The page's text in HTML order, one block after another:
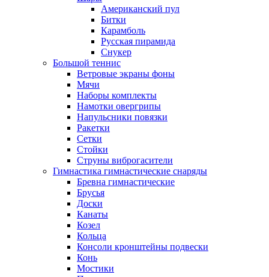
Американский пул
Битки
Карамболь
Русская пирамида
Снукер
Большой теннис
Ветровые экраны фоны
Мячи
Наборы комплекты
Намотки овергрипы
Напульсники повязки
Ракетки
Сетки
Стойки
Струны виброгасители
Гимнастика гимнастические снаряды
Бревна гимнастические
Брусья
Доски
Канаты
Козел
Кольца
Консоли кронштейны подвески
Конь
Мостики